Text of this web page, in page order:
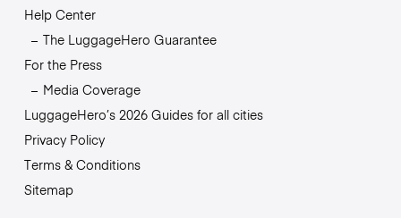
Help Center
The LuggageHero Guarantee
For the Press
Media Coverage
LuggageHero’s 2026 Guides for all cities
Privacy Policy
Terms & Conditions
Sitemap